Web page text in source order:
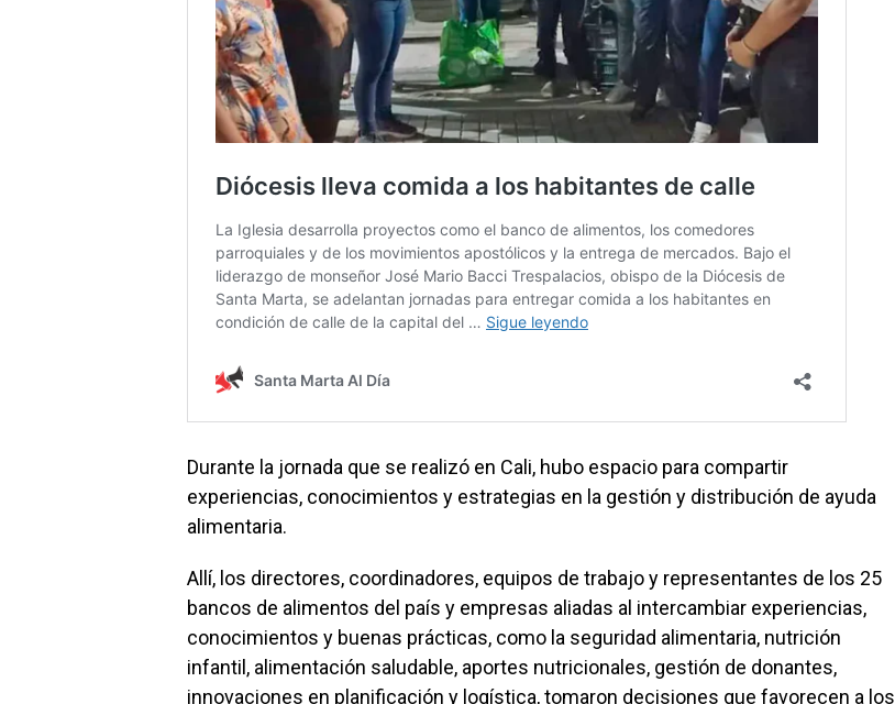
Durante la jornada que se realizó en Cali, hubo espacio para compartir
experiencias, conocimientos y estrategias en la gestión y distribución de ayuda
alimentaria.
Allí, los directores, coordinadores, equipos de trabajo y representantes de los 25
bancos de alimentos del país y empresas aliadas al intercambiar experiencias,
conocimientos y buenas prácticas, como la seguridad alimentaria, nutrición
infantil, alimentación saludable, aportes nutricionales, gestión de donantes,
innovaciones en planificación y logística, tomaron decisiones que favorecen a los